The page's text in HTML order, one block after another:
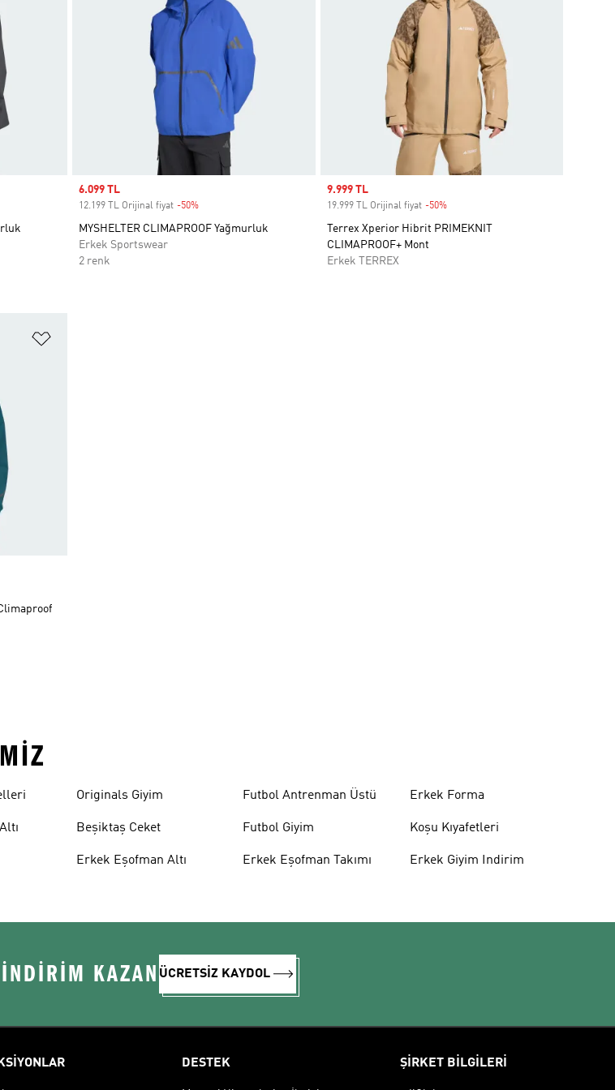
Sale price
6.099 TL
12.199 TL Orijinal fiyat -50%
MYSHELTER CLIMAPROOF Yağmurluk
Erkek Sportswear
2 renk
Sale price
9.999 TL
19.999 TL Orijinal fiyat -50%Discount
Terrex Xperior Hibrit PRIMEKNIT
CLIMAPROOF+ Mont
Erkek TERREX
Originals Giyim
Beşiktaş Ceket
Erkek Eşofman Altı
Futbol Antrenman Üstü
Futbol Giyim
Erkek Eşofman Takımı
Erkek Forma
Koşu Kıyafetleri
Erkek Giyim Indirim
KAZAN ÜCRETSİZ KAYDOL
DESTEK ŞİRKET BİLGİLERİ